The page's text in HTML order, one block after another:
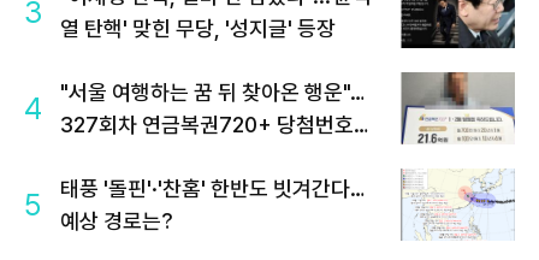
3
열 탄핵' 맞힌 무당, '성지글' 등장
4
"서울 여행하는 꿈 뒤 찾아온 행운"…
327회차 연금복권720+ 당첨번호조
5
태풍 '돌핀'·'찬홈' 한반도 빗겨간다…
예상 경로는?